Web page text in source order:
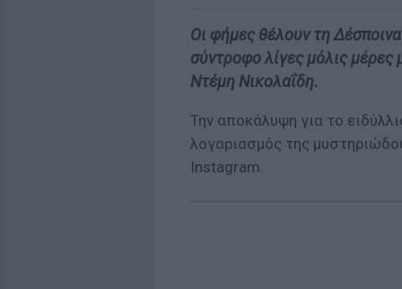
Οι φήμες θέλουν τη
σύντροφο λίγες μόλις μέρες
Ντέμη Νικολαΐδη.
Την αποκάλυψη για το
λογαριασμός της
Ιnstagram.